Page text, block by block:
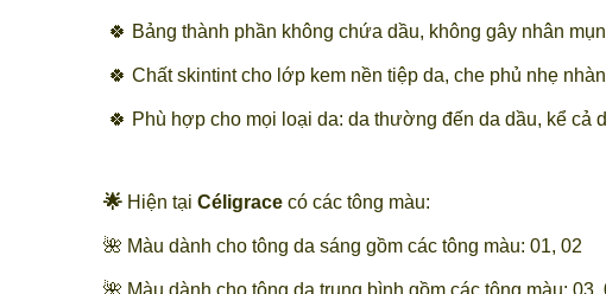
🍀 Bảng thành phần không chứa dầu, không gây nhân
🍀 Chất skintint cho lớp kem nền tiệp da, che phủ nhẹ
🍀 Phù hợp cho mọi loại da: da thường đến da dầu, kể cả
🌟 Hiện tại Céligrace có các tông màu:
🌺 Màu dành cho tông da sáng gồm các tông màu: 01, 02
🌺 Màu dành cho tông da trung bình gồm các tông màu: 03,